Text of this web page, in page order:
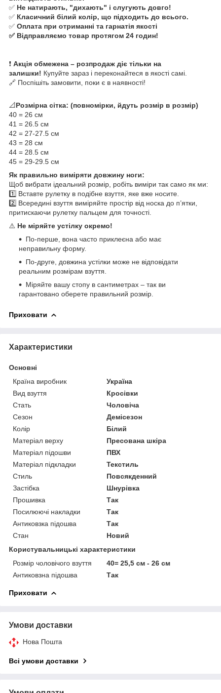
✅ Не натирають, "дихають" і слугують довго!
✅ Класичний білий колір, що підходить до всього.
✅ Оплата при отриманні та гарнатія якості
✅ Відправляємо товар протягом 24 годин!
❗ Акція обмежена – розпродаж діє тільки на
залишки! Купуйте зараз і переконайтеся в якості самі.
🔗 Поспішіть замовити, поки є в наявності!
📐Розмірна сітка: (повномірки, йдуть розмір в розмір)
40 = 26 см
41 = 26.5 см
42 = 27-27.5 см
43 = 28 см
44 = 28.5 см
45 = 29-29.5 см
Як правильно виміряти довжину ноги:
Щоб вибрати ідеальний розмір, робіть виміри так само як ми:
1️⃣ Вставте рулетку в подібне взуття, яке вже носите.
2️⃣ Всередині взуття виміряйте простір від носка до п’ятки,
притискаючи рулетку пальцем для точності.
⚠️ Не міряйте устілку окремо!
По-перше, вона часто приклеєна або має
неправильну форму.
По-друге, довжина устілки може не відповідати
реальним розмірам взуття.
Міряйте вашу стопу в сантиметрах – так ви
гарантовано оберете правильний розмір.
Приховати
Характеристики
Основні
Країна виробник
Україна
Вид взуття
Кросівки
Стать
Чоловіча
Сезон
Демісезон
Колір
Білий
Матеріал верху
Пресована шкіра
Матеріал підошви
ПВХ
Матеріал підкладки
Текстиль
Стиль
Повсякденний
Застібка
Шнурівка
Прошивка
Так
Посилюючі накладки
Так
Антиковзка підошва
Так
Стан
Новий
Користувальницькі характеристики
Розмір чоловічого взуття
40= 25,5 см - 26 см
Антиковзна підошва
Так
Приховати
Умови доставки
Нова Пошта
Всі умови доставки